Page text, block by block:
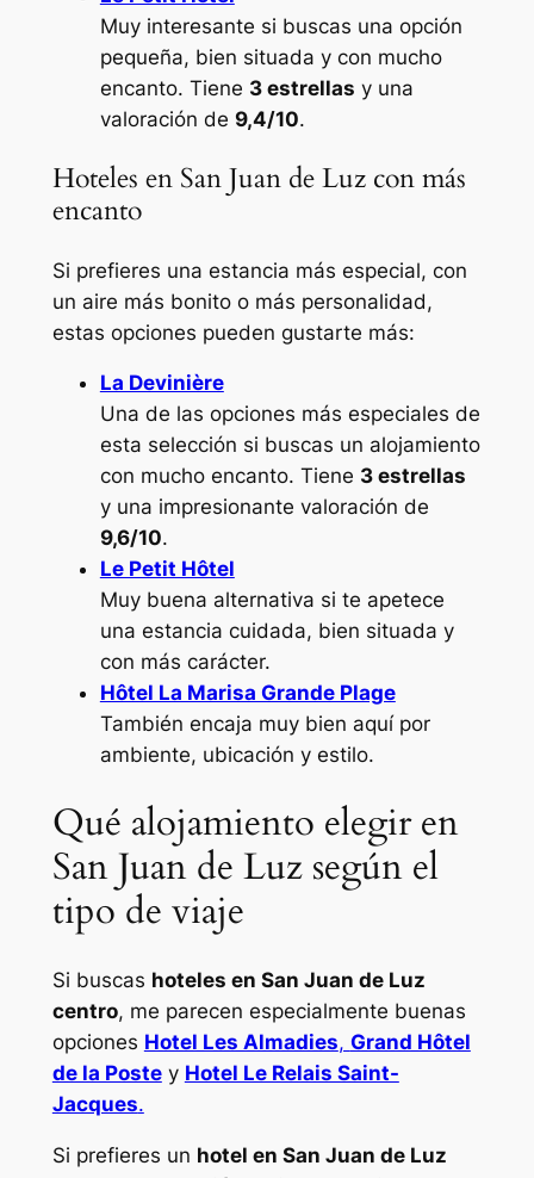
Muy interesante si buscas una opción
pequeña, bien situada y con mucho
encanto. Tiene 3 estrellas y una
valoración de 9,4/10.
Hoteles en San Juan de Luz con más
encanto
Si prefieres una estancia más especial, con
un aire más bonito o más personalidad,
estas opciones pueden gustarte más:
La Devinière
Una de las opciones más especiales de
esta selección si buscas un alojamiento
con mucho encanto. Tiene 3 estrellas
y una impresionante valoración de
9,6/10.
Le Petit Hôtel
Muy buena alternativa si te apetece
una estancia cuidada, bien situada y
con más carácter.
Hôtel La Marisa Grande Plage
También encaja muy bien aquí por
ambiente, ubicación y estilo.
Qué alojamiento elegir en
San Juan de Luz según el
tipo de viaje
Si buscas hoteles en San Juan de Luz
centro, me parecen especialmente buenas
opciones Hotel Les Almadies, Grand Hôtel
de la Postey Hotel Le Relais Saint-
Jacques.
Si prefieres un hotel en San Juan de Luz